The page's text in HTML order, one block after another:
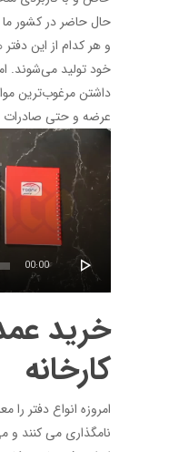
حال حاضر در کشور ما
و هر کدام از این
خود تولید می‌شوند.
داشتن مرغوب‌ترین
عرضه و حتی صادرات
نمایشگر
ویدیو
00:00
خرید
کارخانه
امروزه انواع دفتر را
نامگذاری می کنند و